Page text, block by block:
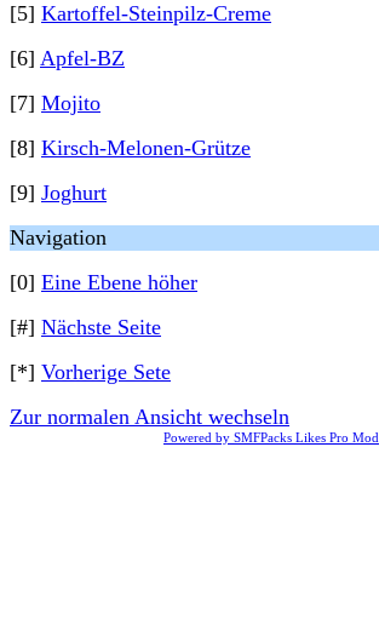
[5] Kartoffel-Steinpilz-Creme
[6] Apfel-BZ
[7] Mojito
[8] Kirsch-Melonen-Grütze
[9] Joghurt
Navigation
[0] Eine Ebene höher
[#] Nächste Seite
[*] Vorherige Sete
Zur normalen Ansicht wechseln
Powered by SMFPacks Likes Pro Mod